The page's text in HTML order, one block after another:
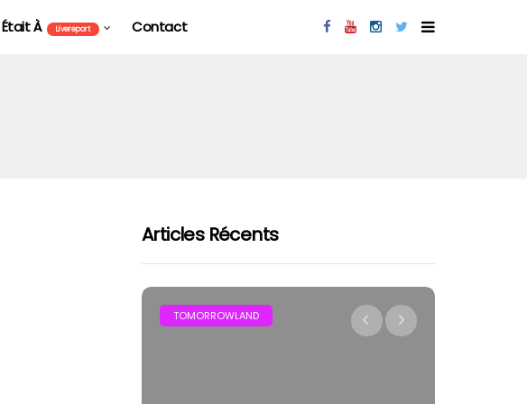
À Livereport Contact
Articles Récents
TOMORROWLAND